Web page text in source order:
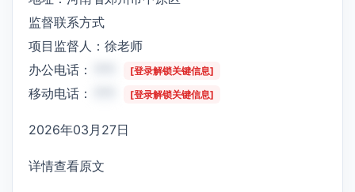
监督联系方式
项目监督人：徐老师
办公电话：
[登录解锁关键信息]
移动电话： [登录解锁关键信息]
2026年03月27日
详情查看原文